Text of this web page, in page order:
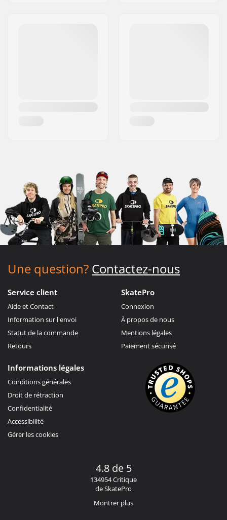
Une question? Contactez-nous
Service client
Aide et Contact
Information sur l'envoi
Statut de la commande
Retours
SkatePro
Connexion
À propos de nous
Mentions légales
Paiement sécurisé
Informations légales
Conditions générales
Droit de rétraction
Confidentialité
Accessibilité
Gérer les cookies
4.8 de 5
134954 Critique
de SkatePro
Montrer plus